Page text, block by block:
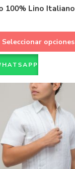
100% Lino Italiano
Seleccionar opciones